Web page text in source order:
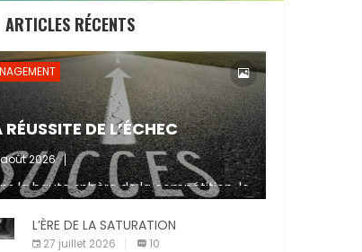
ARTICLES RÉCENTS
RÉUSSITE DE L’ÉCHEC
août 2026
la haute sphère de la compétition, le
de ne pas atteindre un objectif est un
d’incompétence et une source de
diverses (avertissement, […]
L’ÈRE DE LA SATURATION
27 juillet 2026 10